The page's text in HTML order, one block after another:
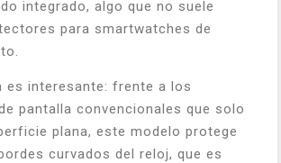
integrado, algo que no suele
para smartwatches de
es interesante: frente a los
pantalla convencionales que solo
plana, este modelo protege
curvados del reloj, que es